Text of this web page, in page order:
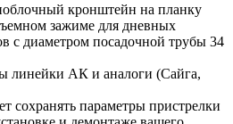
кронштейн на планку
зажиме для дневных
с диаметром посадочной трубы 34
линейки АК и аналоги (Сайга,
сохранять параметры пристрелки